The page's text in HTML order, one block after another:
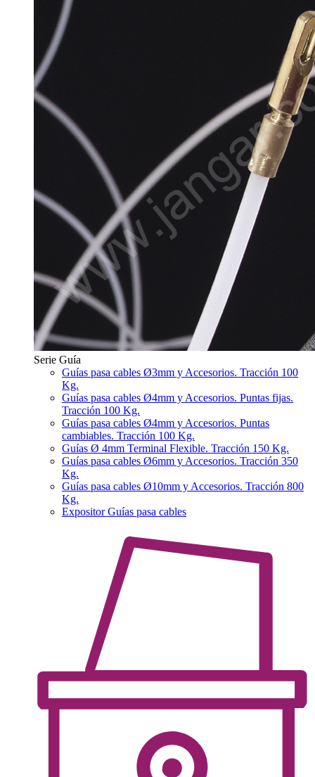
Serie Guía
Guías pasa cables Ø3mm y Accesorios. Tracción 100
Kg.
Guías pasa cables Ø4mm y Accesorios. Puntas fijas.
Tracción 100 Kg.
Guías pasa cables Ø4mm y Accesorios. Puntas
cambiables. Tracción 100 Kg.
Guías Ø 4mm Terminal Flexible. Tracción 150 Kg.
Guías pasa cables Ø6mm y Accesorios. Tracción 350
Kg.
Guías pasa cables Ø10mm y Accesorios. Tracción 800
Kg.
Expositor Guías pasa cables